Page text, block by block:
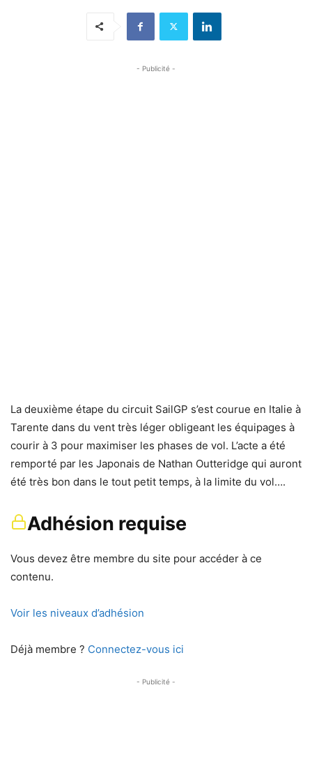
- Publicité -
La deuxième étape du circuit SailGP s’est courue en Italie à
Tarente dans du vent très léger obligeant les équipages à
courir à 3 pour maximiser les phases de vol. L’acte a été
remporté par les Japonais de Nathan Outteridge qui auront
été très bon dans le tout petit temps, à la limite du vol….
Adhésion requise
Vous devez être membre du site pour accéder à ce
contenu.
Voir les niveaux d’adhésion
Déjà membre ? Connectez-vous ici
- Publicité -